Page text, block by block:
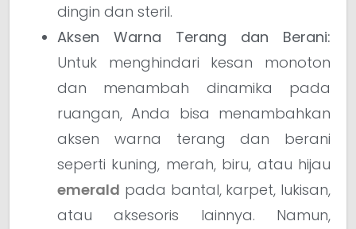
dingin dan steril.
Aksen Warna Terang dan Berani:
Untuk menghindari kesan monoton
dan menambah dinamika pada
ruangan, Anda bisa menambahkan
aksen warna terang dan berani
seperti kuning, merah, biru, atau hijau
emerald pada bantal, karpet, lukisan,
atau aksesoris lainnya. Namun,